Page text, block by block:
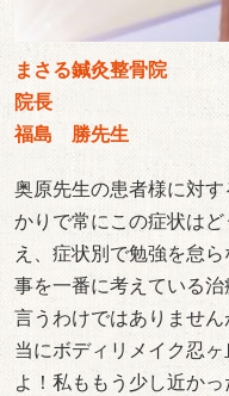
まさる鍼灸整骨院
院長
福島 勝先生
奥原先生の患者様に対
かりで常にこの症状は
え、症状別で勉強を怠
事を一番に考えている
言うわけではありませ
当にボディリメイク忍
よ！私ももう少し近か